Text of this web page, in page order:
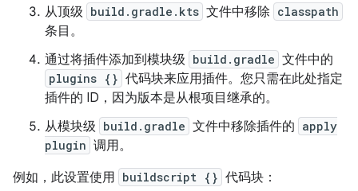
从顶级 build.gradle.kts 文件中移除 classpath
条目。
通过将插件添加到模块级 build.gradle 文件中的
plugins {} 代码块来应用插件。您只需在此处指定
插件的 ID，因为版本是从根项目继承的。
从模块级 build.gradle 文件中移除插件的 apply
plugin 调用。
例如，此设置使用 buildscript {} 代码块：